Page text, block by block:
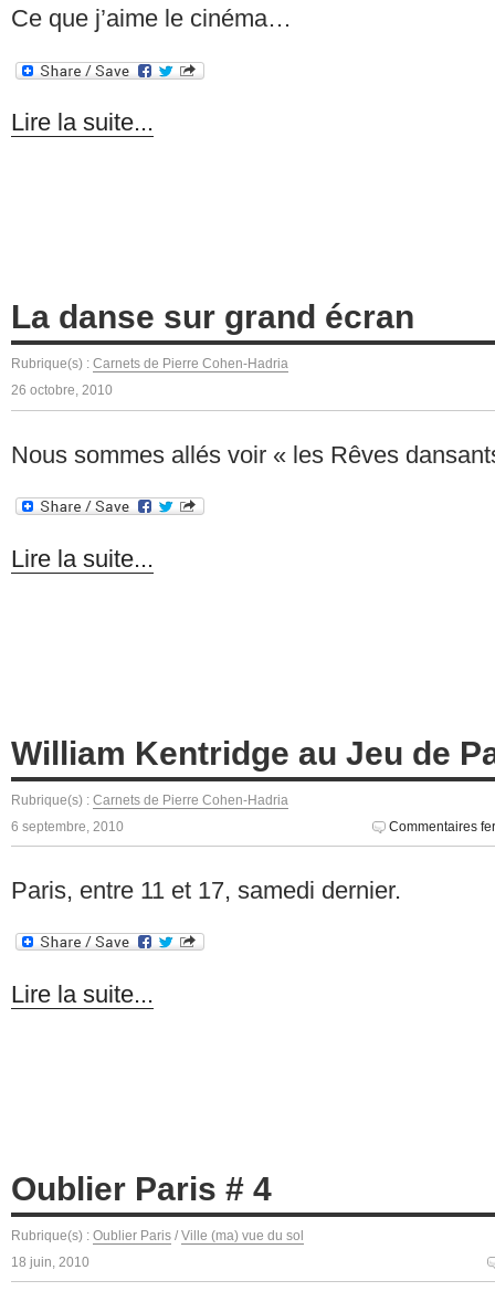
Ce que j’aime le cinéma…
Lire la suite...
La danse sur grand écran
Rubrique(s) : Carnets de Pierre Cohen-Hadria
26 octobre, 2010
Nous sommes allés voir « les Rêves
Lire la suite...
William Kentridge au Jeu de
Rubrique(s) : Carnets de Pierre Cohen-Hadria
6 septembre, 2010
Commentaires
Paris, entre 11 et 17, samedi dernier.
Lire la suite...
Oublier Paris # 4
Rubrique(s) : Oublier Paris / Ville (ma) vue du sol
18 juin, 2010